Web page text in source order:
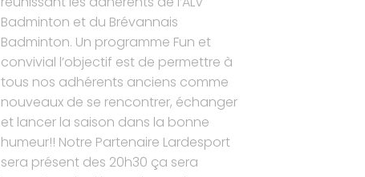
Badminton et du Brévannais
Badminton. Un programme Fun et
convivial l’objectif est de permettre à
tous nos adhérents anciens comme
nouveaux de se rencontrer, échanger
et lancer la saison dans la bonne
humeur!! Notre Partenaire Lardesport
sera présent des 20h30 ça sera